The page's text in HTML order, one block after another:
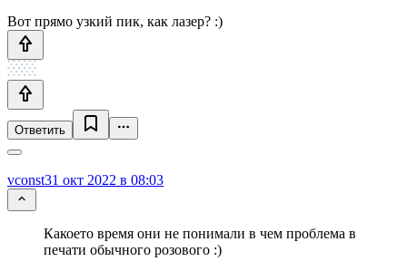
Вот прямо узкий пик, как лазер? :)
Ответить
vconst31 окт 2022 в 08:03
Какоето время они не понимали в чем проблема в
печати обычного розового :)